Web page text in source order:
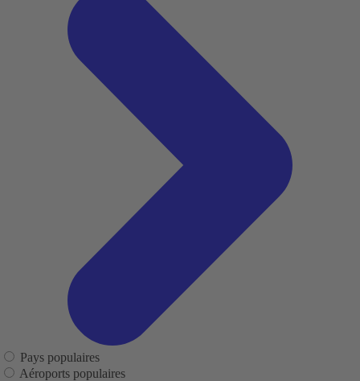
Pays populaires
Aéroports populaires